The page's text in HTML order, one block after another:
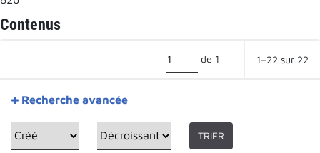
Contenus
de 1 1–22 sur 22
Recherche avancée
TRIER